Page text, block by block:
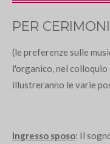
PER
(le preferenze sulle
l'organico, nel
illustreranno le varie
Ingresso sposo: Il